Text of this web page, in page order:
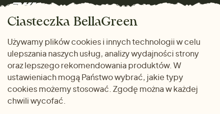
Marki
Prezenty
Zwrot towaru
Dlaczego warto kupować
u nas
METODY PŁATNOŚCI
Ciasteczka BellaGreen
Używamy plików cookies i innych technologii w celu
ulepszania naszych usług, analizy wydajności strony
oraz lepszego rekomendowania produktów. W
ustawieniach mogą Państwo wybrać, jakie typy
cookies możemy stosować. Zgodę można w każdej
chwili wycofać.